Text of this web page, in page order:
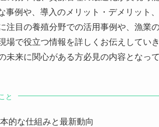
事例や、導入のメリット・デメリット
注目の養殖分野での活用事例や、漁業
場で役立つ情報を詳しくお伝えしてい
未来に関心がある方必見の内容となって
と
的な仕組みと最新動向